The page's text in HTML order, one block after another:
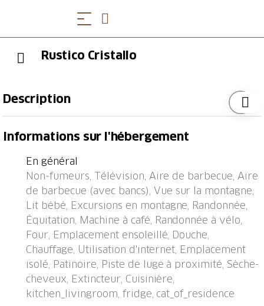
Rustico Cristallo
Description
accueillante "Rustico Cristallo", 785 m au dessus du
Aquila, dans l'arrondissement Valle di Blenio,
situation ensoleillée dans un quartier résidentiel,
orientée sud. A usage privé: terrain à l'état naturel.
Jardinet, terrasse, meubles de jardin. Accès en
voiture jusqu'à la maison par un chemin de 50 m de
long. Parking public 100 m. Magasins 5.1 km,
magasin d'alimentation, restaurant 200 m,
boulangerie 5.1 km, café 200 m, arrêt de bus
"Cresedo Linie 131" 100 m, gare ferroviaire "Biasca"
19 km. Chemins de randonnées pédestres depuis la
Informations sur l'hébergement
En général
Non-fumeurs, Télévision, Aire de barbecue, Aire
de barbecue (avec bancs), Vue sur la montagne,
Lit bébé, Excursions en montagne, Randonnée,
Équitation, Machine à café, Randonnée à vélo,
Four, Emplacement ensoleillé, Douche,
Chauffage, Utilisation d'internet, Emplacement
isolé, Patinoire, Piste de luge à proximité, Sèche-
cheveux, Extincteur, Cuisinière,
kitchen_livingroom, fridge, cat_of_residence